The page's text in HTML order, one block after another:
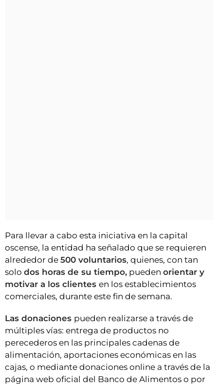
Para llevar a cabo esta iniciativa en la capital
oscense, la entidad ha señalado que se requieren
alrededor de 500 voluntarios, quienes, con tan
solo dos horas de su tiempo, pueden orientar y
motivar a los clientes en los establecimientos
comerciales, durante este fin de semana.
Las donaciones pueden realizarse a través de
múltiples vías: entrega de productos no
perecederos en las principales cadenas de
alimentación, aportaciones económicas en las
cajas, o mediante donaciones online a través de la
página web oficial del Banco de Alimentos o por